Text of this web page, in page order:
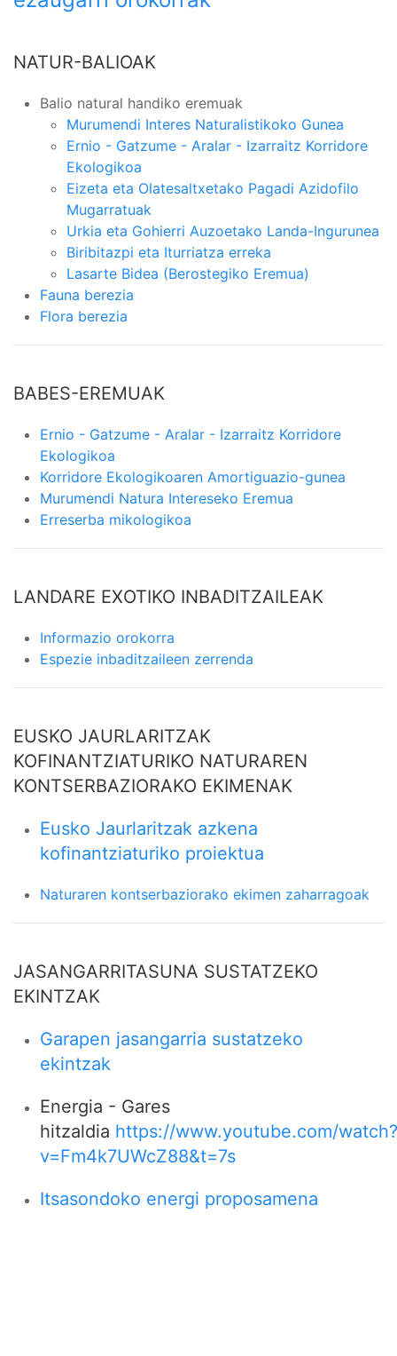
NATUR-BALIOAK
Balio natural handiko eremuak
Murumendi Interes Naturalistikoko Gunea
Ernio - Gatzume - Aralar - Izarraitz Korridore
Ekologikoa
Eizeta eta Olatesaltxetako Pagadi Azidofilo
Mugarratuak
Urkia eta Gohierri Auzoetako Landa-Ingurunea
Biribitazpi eta Iturriatza erreka
Lasarte Bidea (Berostegiko Eremua)
Fauna berezia
Flora berezia
BABES-EREMUAK
Ernio - Gatzume - Aralar - Izarraitz Korridore
Ekologikoa
Korridore Ekologikoaren Amortiguazio-gunea
Murumendi Natura Intereseko Eremua
Erreserba mikologikoa
LANDARE EXOTIKO INBADITZAILEAK
Informazio orokorra
Espezie inbaditzaileen zerrenda
EUSKO JAURLARITZAK
KOFINANTZIATURIKO NATURAREN
KONTSERBAZIORAKO EKIMENAK
Eusko Jaurlaritzak azkena
kofinantziaturiko proiektua
Naturaren kontserbaziorako ekimen zaharragoak
JASANGARRITASUNA SUSTATZEKO
EKINTZAK
Garapen jasangarria sustatzeko
ekintzak
Energia - Gares
hitzaldia https://www.youtube.com/watch?
v=Fm4k7UWcZ88&t=7s
Itsasondoko energi proposamena